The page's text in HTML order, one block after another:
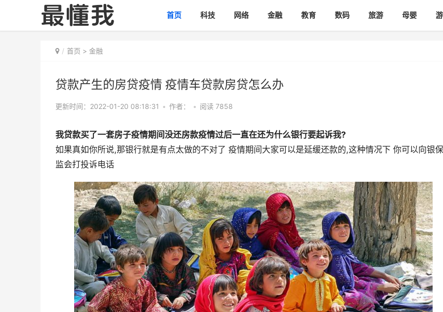
首页 科技 网络 金融 教育 数码 旅游 母婴
首页 > 金融
贷款产生的房贷疫情 疫情车贷款房贷怎么办
更新时间：2022-01-20 08:18:31 • 作者： • 阅读 7858
我贷款买了一套房子疫情期间没还房款疫情过后一直在还为什么银行要起诉我?
如果真如你所说,那银行就是有点太做的不对了 疫情期间大家可以是延缓还款的,这种情况下 你可以向银保
监会打投诉电话